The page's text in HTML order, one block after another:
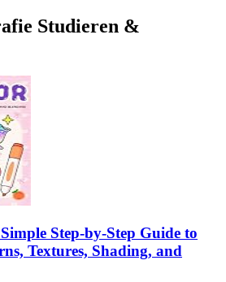
Studieren &
Step-by-Step Guide to
Textures, Shading, and